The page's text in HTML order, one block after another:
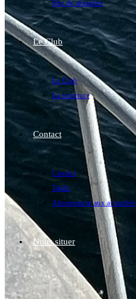
Site de plongées
Le Club
Le Club
La structure
Contact
Contact
Tarifs
Abonnement aux actualités
Nous situer